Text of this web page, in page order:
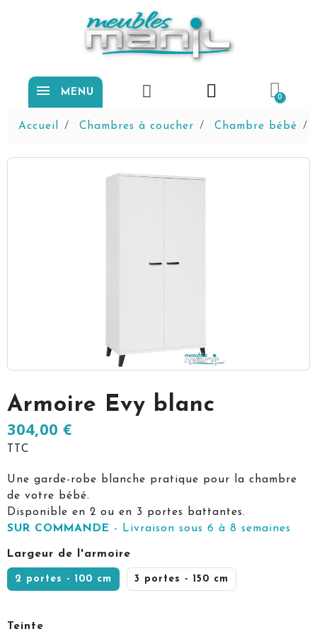
MENU
Accueil Chambres à coucher Chambre bébé
Armoire Evy blanc
304,00 €
TTC
Une garde-robe blanche pratique pour la chambre
de votre bébé.
Disponible en 2 ou en 3 portes battantes.
SUR COMMANDE - Livraison sous 6 à 8 semaines
Largeur de l'armoire
2 portes - 100 cm 3 portes - 150 cm
Teinte